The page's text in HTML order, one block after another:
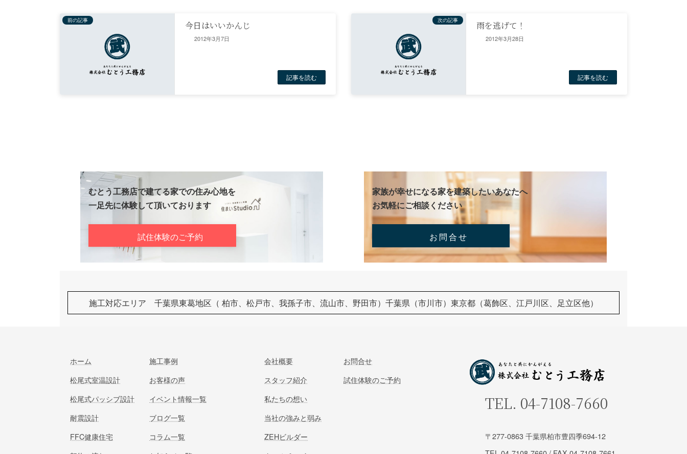
前の記事 今日はいいかんじ
2012年3月7日
記事を読む
次の記事 雨を逃げて！
2012年3月28日
記事を読む
むとう工務店で建てる家での住み心地を
一足先に体験して頂いております
試住体験のご予約
家族が幸せになる家を建築したいあなたへ
お気軽にご相談ください
お問合せ
施工対応エリア 千葉県東葛地区（ 柏市、松戸市、我孫子市、流山市、野田市）千葉県（市川市）東京都（葛飾区、江戸川区、足立区他）
ホーム
松尾式室温設計
松尾式パッシブ設計
耐震設計
FFC健康住宅
施工事例
お客様の声
イベント情報一覧
ブログ一覧
コラム一覧
会社概要
スタッフ紹介
私たちの想い
当社の強みと弱み
ZEHビルダー
お問合せ
試住体験のご予約
TEL. 04-7108-7660
〒277-0863 千葉県柏市豊四季694-12